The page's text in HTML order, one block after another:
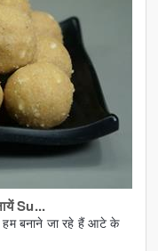
Su...
हम बनाने जा रहे हैं आटे के